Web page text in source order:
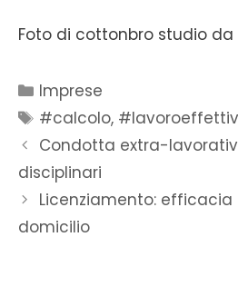
Foto di cottonbro studio da
Imprese
#calcolo,
Condotta extra-
disciplinari
Licenziamento:
domicilio